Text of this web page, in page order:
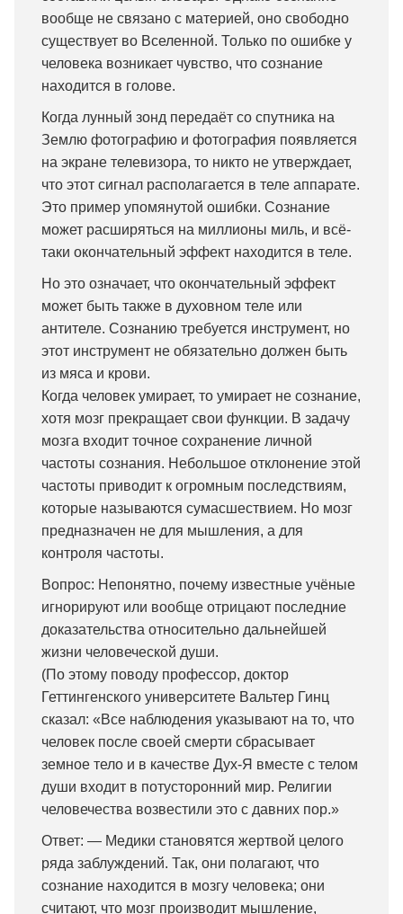
вообще не связано с материей, оно свободно
существует во Вселенной. Только по ошибке у
человека возникает чувство, что сознание
находится в голове.
Когда лунный зонд передаёт со спутника на
Землю фотографию и фотография появляется
на экране телевизора, то никто не утверждает,
что этот сигнал располагается в теле аппарате.
Это пример упомянутой ошибки. Сознание
может расширяться на миллионы миль, и всё-
таки окончательный эффект находится в теле.
Но это означает, что окончательный эффект
может быть также в духовном теле или
антителе. Сознанию требуется инструмент, но
этот инструмент не обязательно должен быть
из мяса и крови.
Когда человек умирает, то умирает не сознание,
хотя мозг прекращает свои функции. В задачу
мозга входит точное сохранение личной
частоты сознания. Небольшое отклонение этой
частоты приводит к огромным последствиям,
которые называются сумасшествием. Но мозг
предназначен не для мышления, а для
контроля частоты.
Вопрос: Непонятно, почему известные учёные
игнорируют или вообще отрицают последние
доказательства относительно дальнейшей
жизни человеческой души.
(По этому поводу профессор, доктор
Геттингенского университете Вальтер Гинц
сказал: «Все наблюдения указывают на то, что
человек после своей смерти сбрасывает
земное тело и в качестве Дух-Я вместе с телом
души входит в потусторонний мир. Религии
человечества возвестили это с давних пор.»
Ответ: — Медики становятся жертвой целого
ряда заблуждений. Так, они полагают, что
сознание находится в мозгу человека; они
считают, что мозг производит мышление,